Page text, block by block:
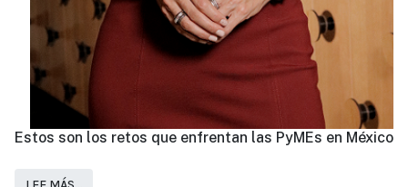
Estos son los retos que enfrentan las PyMEs en México